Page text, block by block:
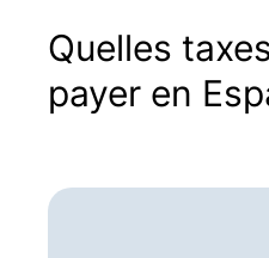
Quelles
payer en